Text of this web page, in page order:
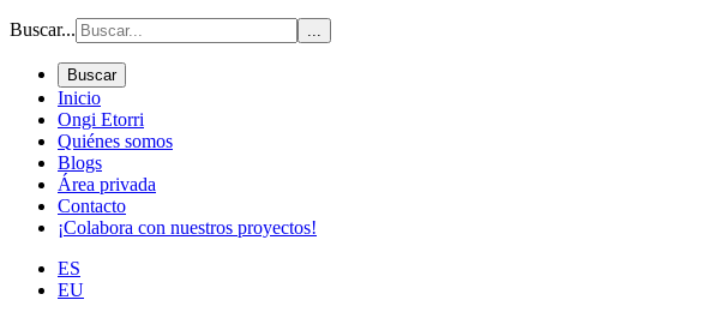
Buscar... ...
Buscar
Inicio
Ongi Etorri
Quiénes somos
Blogs
Área privada
Contacto
¡Colabora con nuestros proyectos!
ES
EU